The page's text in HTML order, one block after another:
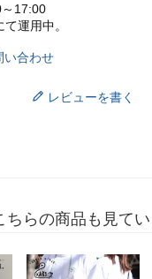
17:00
運用中。
い合わせ
レビューを書く
ちらの商品も見て